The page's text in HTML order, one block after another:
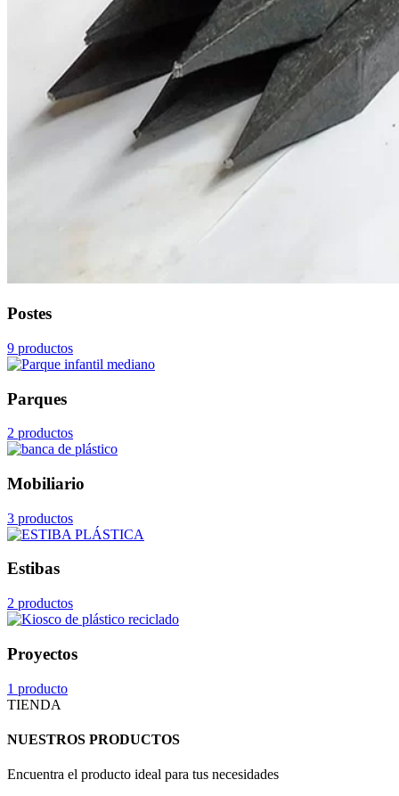
Postes
9 productos
Parques
2 productos
Mobiliario
3 productos
Estibas
2 productos
Proyectos
1 producto
TIENDA
NUESTROS PRODUCTOS
Encuentra el producto ideal para tus necesidades